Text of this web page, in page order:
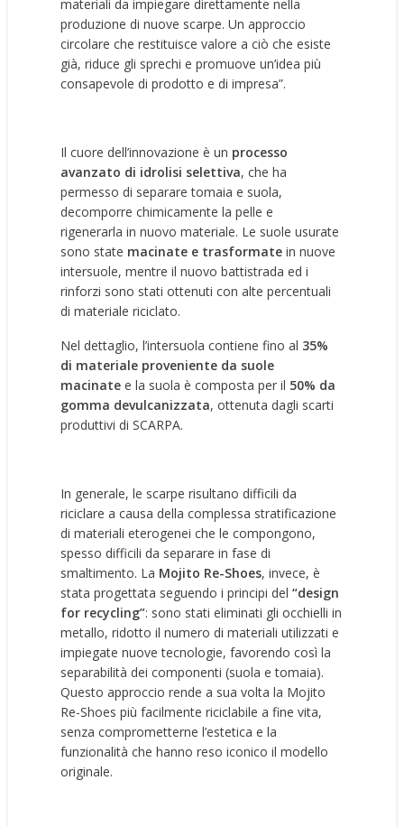
materiali da impiegare direttamente nella
produzione di nuove scarpe. Un approccio
circolare che restituisce valore a ciò che esiste
già, riduce gli sprechi e promuove un’idea più
consapevole di prodotto e di impresa”.
Il cuore dell’innovazione è un processo
avanzato di idrolisi selettiva, che ha
permesso di separare tomaia e suola,
decomporre chimicamente la pelle e
rigenerarla in nuovo materiale. Le suole usurate
sono state macinate e trasformate in nuove
intersuole, mentre il nuovo battistrada ed i
rinforzi sono stati ottenuti con alte percentuali
di materiale riciclato.
Nel dettaglio, l’intersuola contiene fino al 35%
di materiale proveniente da suole
macinate e la suola è composta per il 50% da
gomma devulcanizzata, ottenuta dagli scarti
produttivi di SCARPA.
In generale, le scarpe risultano difficili da
riciclare a causa della complessa stratificazione
di materiali eterogenei che le compongono,
spesso difficili da separare in fase di
smaltimento. La Mojito Re-Shoes, invece, è
stata progettata seguendo i principi del“design
for recycling”: sono stati eliminati gli occhielli in
metallo, ridotto il numero di materiali utilizzati e
impiegate nuove tecnologie, favorendo così la
separabilità dei componenti (suola e tomaia).
Questo approccio rende a sua volta la Mojito
Re-Shoes più facilmente riciclabile a fine vita,
senza comprometterne l’estetica e la
funzionalità che hanno reso iconico il modello
originale.